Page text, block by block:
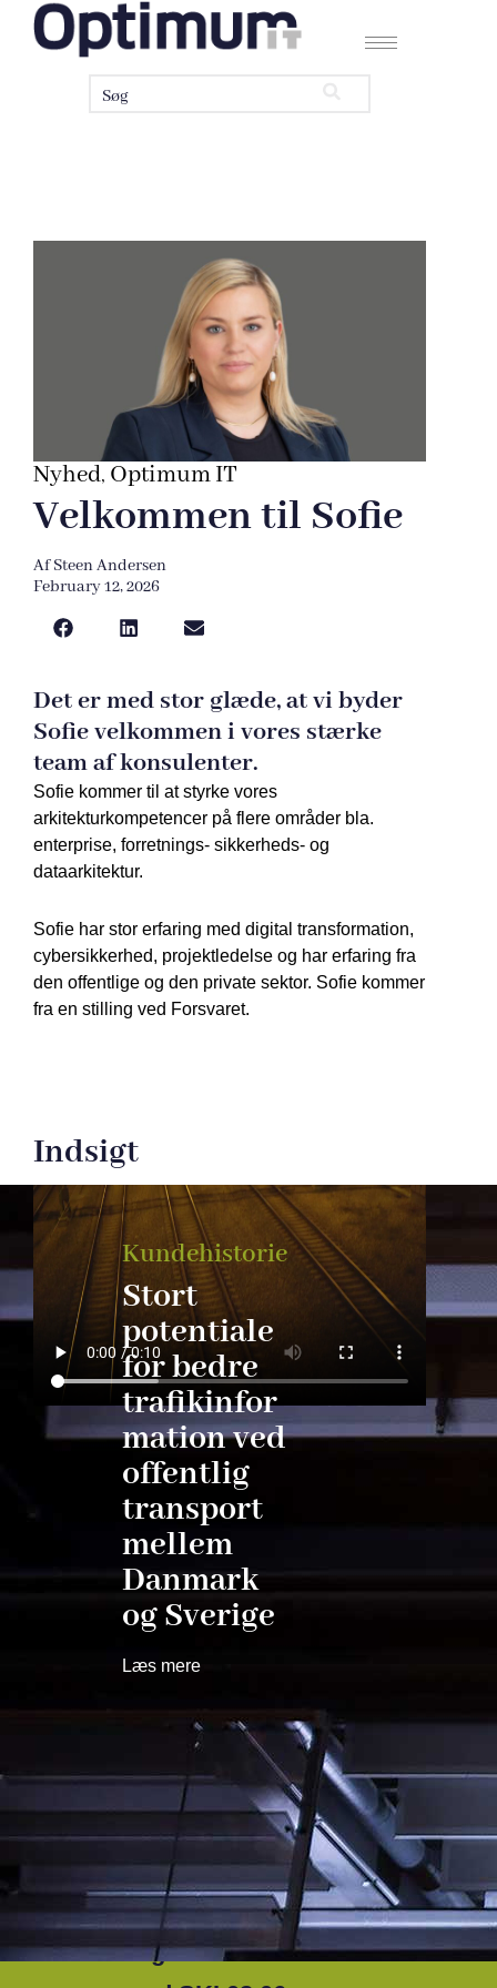
Nyhed, Optimum IT
Velkommen til Sofie
AfSteen Andersen
February 12, 2026
Det er med stor glæde, at vi byder
Sofie velkommen i vores stærke
team af konsulenter.
Sofie kommer til at styrke vores
arkitekturkompetencer på flere områder bla.
enterprise, forretnings- sikkerheds- og
dataarkitektur.
Sofie har stor erfaring med digital transformation,
cybersikkerhed, projektledelse og har erfaring fra
den offentlige og den private sektor. Sofie kommer
fra en stilling ved Forsvaret.
Indsigt
March 16, 2026
Softwareindkøb i
offentlige: Forstå
dit behov –
nøglen til succes
Kundehistorie
Stort
potentiale
for bedre
trafikinfor
mation ved
offentlig
transport
mellem
Danmark
og Sverige
Læs mere